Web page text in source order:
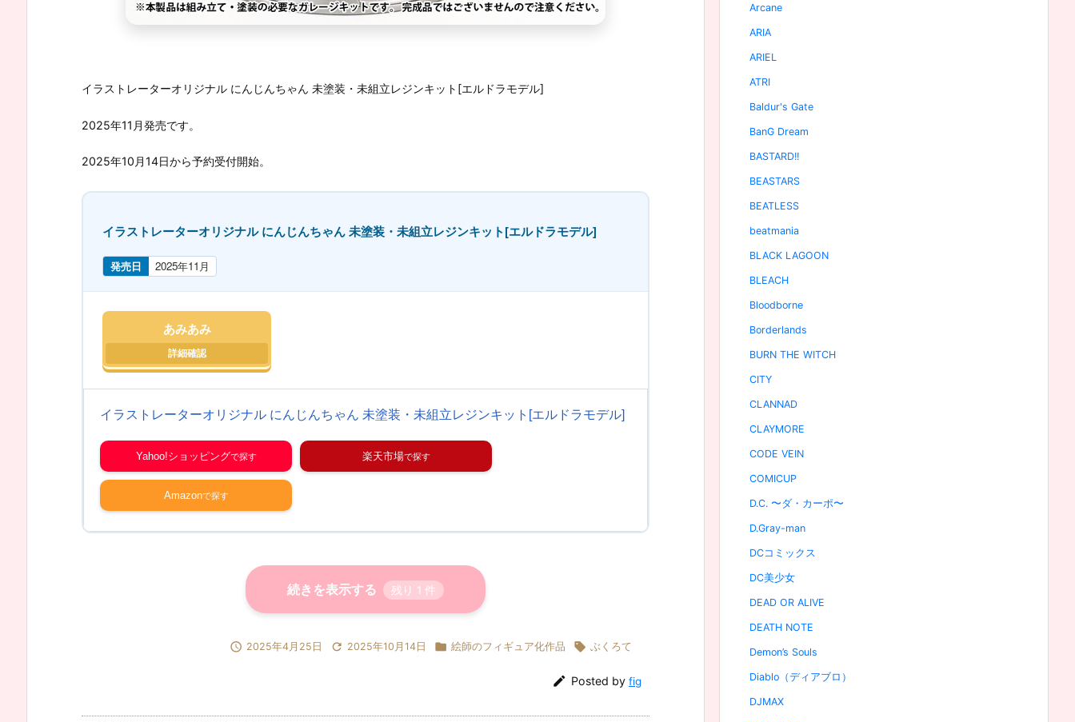
イラストレーターオリジナル にんじんちゃん 未塗装・未組立レジンキット[エルドラモデル]
2025年11月発売です。
2025年10月14日から予約受付開始。
イラストレーターオリジナル にんじんちゃん 未塗装・未組立レジンキット[エルドラモデル]
発売日 2025年11月
あみあみ
イラストレーターオリジナル にんじんちゃん 未塗装・未組立レジンキット[エルドラモデル]
Yahoo!ショッピング 楽天市場
Amazon
続きを表示する 残り 1 件
 2025年4月25日  2025年10月14日  絵師のフィギュア化作品  ぶくろて
 Posted by fig
Arcane
ARIA
ARIEL
ATRI
Baldur's Gate
BanG Dream
BASTARD!!
BEASTARS
BEATLESS
beatmania
BLACK LAGOON
BLEACH
Bloodborne
Borderlands
BURN THE WITCH
CITY
CLANNAD
CLAYMORE
CODE VEIN
COMICUP
D.C. 〜ダ・カーポ〜
D.Gray-man
DCコミックス
DC美少女
DEAD OR ALIVE
DEATH NOTE
Demon’s Souls
Diablo（ディアブロ）
DJMAX